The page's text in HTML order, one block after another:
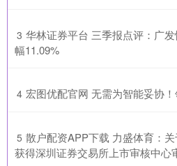
3 华林证券平台 三季报点评：广
幅11.09%
4 宏图优配官网 无需为智能妥协
5 散户配资APP下载 力盛体育：
获得深圳证券交易所上市审核中心